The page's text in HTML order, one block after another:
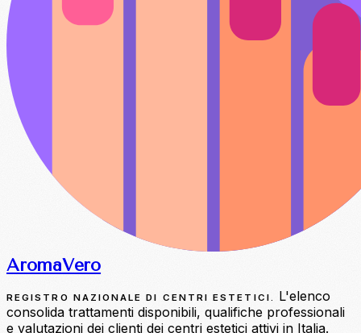
AromaVero
REGISTRO NAZIONALE DI CENTRI ESTETICI.
L'elenco
consolida trattamenti disponibili, qualifiche professionali
e valutazioni dei clienti dei centri estetici attivi in Italia.